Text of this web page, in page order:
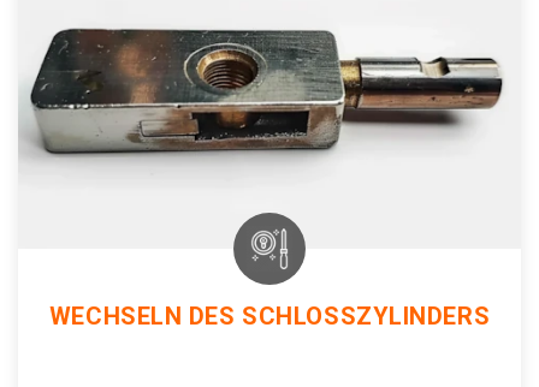
WECHSELN DES SCHLOSSZYLINDERS